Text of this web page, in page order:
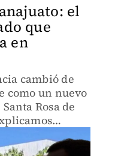
el
que
en
cambió de
como un nuevo
Rosa de
y qué